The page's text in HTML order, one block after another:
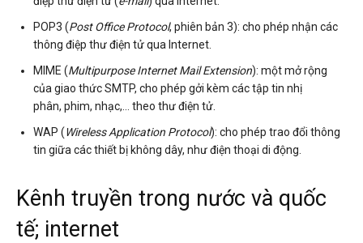
POP3 (Post Office Protocol, phiên bản 3): cho phép nhận các
thông điệp thư điện tử qua Internet.
MIME (Multipurpose Internet Mail Extension): một mở rộng
của giao thức SMTP, cho phép gởi kèm các tập tin nhị
phân, phim, nhạc,… theo thư điện tử.
WAP (Wireless Application Protocol): cho phép trao đổi thông
tin giữa các thiết bị không dây, như điện thoại di động.
Kênh truyền trong nước và quốc
tế; internet